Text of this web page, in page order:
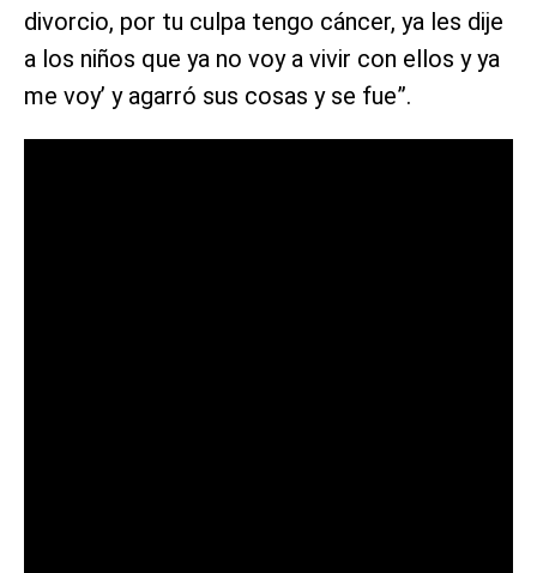
divorcio, por tu culpa tengo cáncer, ya les dije
a los niños que ya no voy a vivir con ellos y ya
me voy’ y agarró sus cosas y se fue”.